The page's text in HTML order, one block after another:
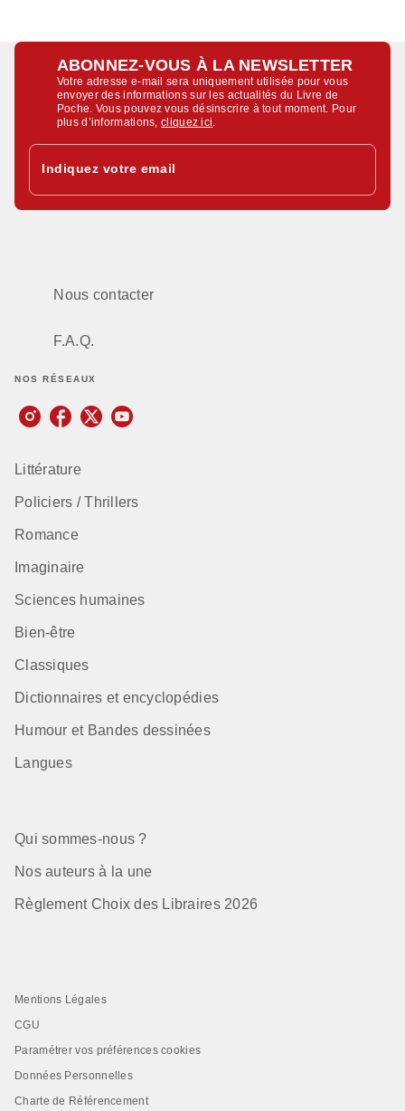
ABONNEZ-VOUS À LA NEWSLETTER
Votre adresse e-mail sera uniquement utilisée pour vous
envoyer des informations sur les actualités du Livre de
Poche. Vous pouvez vous désinscrire à tout moment. Pour
plus d’informations,cliquez ici.
Indiquez votre email
Nous contacter
F.A.Q.
NOS RÉSEAUX
Littérature
Policiers / Thrillers
Romance
Imaginaire
Sciences humaines
Bien-être
Classiques
Dictionnaires et encyclopédies
Humour et Bandes dessinées
Langues
Qui sommes-nous ?
Nos auteurs à la une
Règlement Choix des Libraires 2026
Mentions Légales
CGU
Paramétrer vos préférences cookies
Données Personnelles
Charte de Référencement